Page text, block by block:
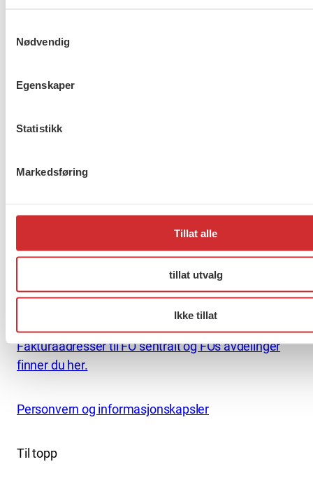
Nødvendig
Egenskaper
Statistikk
Markedsføring
Tillat alle
tillat utvalg
Ikke tillat
Pb. 4693 Sofienberg
+47 919 19 916
Nettredaktør: nettredaktor@fo.no
Ansvarlig redaktør: Marianne Solberg
Fakturaadresser til FO sentralt og FOs avdelinger
finner du her.
Personvern og informasjonskapsler
Til topp